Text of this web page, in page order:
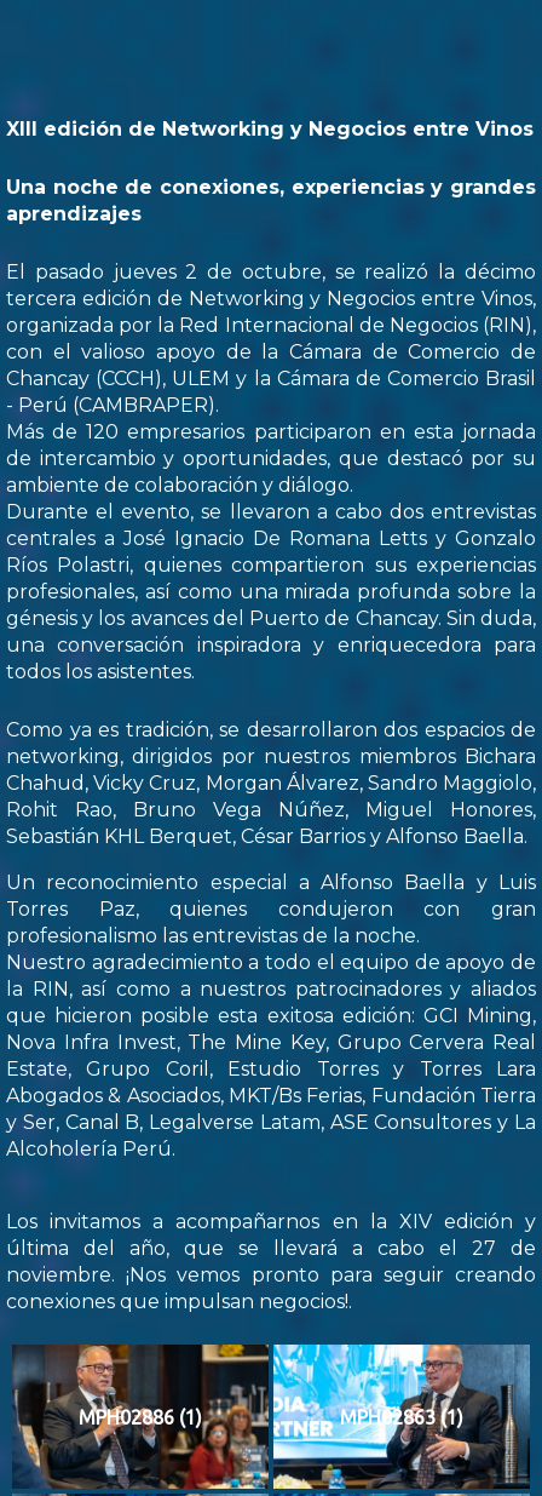
XIII edición de Networking y Negocios entre Vinos
Una noche de conexiones, experiencias y grandes
aprendizajes
El pasado jueves 2 de octubre, se realizó la décimo
tercera edición de Networking y Negocios entre Vinos,
organizada por la Red Internacional de Negocios (RIN),
con el valioso apoyo de la Cámara de Comercio de
Chancay (CCCH), ULEM y la Cámara de Comercio Brasil
- Perú (CAMBRAPER).
Más de 120 empresarios participaron en esta jornada
de intercambio y oportunidades, que destacó por su
ambiente de colaboración y diálogo.
Durante el evento, se llevaron a cabo dos entrevistas
centrales a José Ignacio De Romana Letts y Gonzalo
Ríos Polastri, quienes compartieron sus experiencias
profesionales, así como una mirada profunda sobre la
génesis y los avances del Puerto de Chancay. Sin duda,
una conversación inspiradora y enriquecedora para
todos los asistentes.
Como ya es tradición, se desarrollaron dos espacios de
networking, dirigidos por nuestros miembros Bichara
Chahud, Vicky Cruz, Morgan Álvarez, Sandro Maggiolo,
Rohit Rao, Bruno Vega Núñez, Miguel Honores,
Sebastián KHL Berquet, César Barrios y Alfonso Baella.
Un reconocimiento especial a Alfonso Baella y Luis
Torres Paz, quienes condujeron con gran
profesionalismo las entrevistas de la noche.
Nuestro agradecimiento a todo el equipo de apoyo de
la RIN, así como a nuestros patrocinadores y aliados
que hicieron posible esta exitosa edición: GCI Mining,
Nova Infra Invest, The Mine Key, Grupo Cervera Real
Estate, Grupo Coril, Estudio Torres y Torres Lara
Abogados & Asociados, MKT/Bs Ferias, Fundación Tierra
y Ser, Canal B, Legalverse Latam, ASE Consultores y La
Alcoholería Perú.
Los invitamos a acompañarnos en la XIV edición y
última del año, que se llevará a cabo el 27 de
noviembre. ¡Nos vemos pronto para seguir creando
conexiones que impulsan negocios!.
MPH02886 (1) MPH02863 (1)